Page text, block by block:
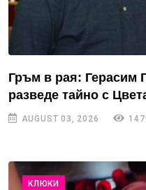
Гръм в рая: Герасим
разведе тайно с
AUGUST 03, 2026
КЛЮКИ